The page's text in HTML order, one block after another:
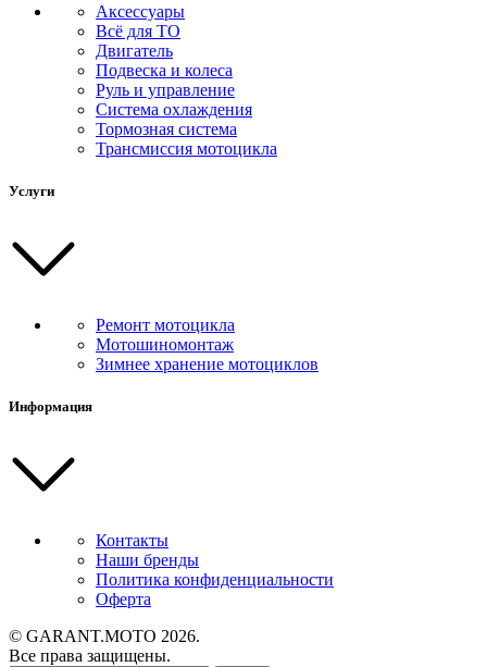
Аксессуары
Всё для ТО
Двигатель
Подвеска и колеса
Руль и управление
Система охлаждения
Тормозная система
Трансмиссия мотоцикла
Услуги
Ремонт мотоцикла
Мотошиномонтаж
Зимнее хранение мотоциклов
Информация
Контакты
Наши бренды
Политика конфиденциальности
Оферта
© GARANT.MOTO 2026.
Все права защищены.